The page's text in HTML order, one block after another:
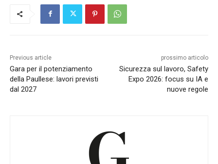
Previous article
Gara per il potenziamento
della Paullese: lavori previsti
dal 2027
prossimo articolo
Sicurezza sul lavoro, Safety
Expo 2026: focus su IA e
nuove regole